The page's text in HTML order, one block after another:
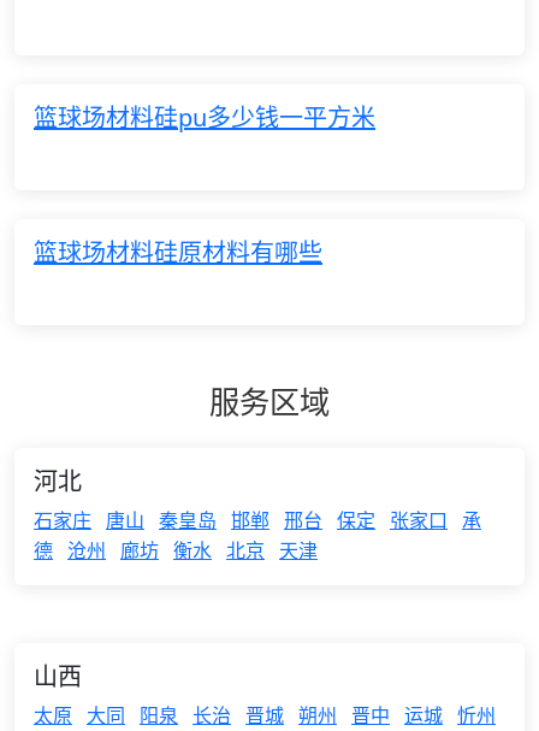
篮球场材料硅pu多少钱一平方米
篮球场材料硅原材料有哪些
服务区域
河北
石家庄 唐山 秦皇岛 邯郸 邢台 保定 张家口
承
德 沧州 廊坊 衡水 北京 天津
山西
太原 大同 阳泉 长治 晋城 朔州 晋中 运城 忻州